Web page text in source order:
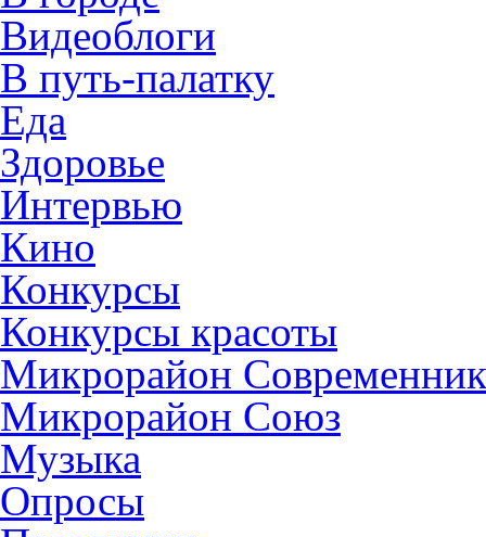
Видеоблоги
В путь-палатку
Еда
Здоровье
Интервью
Кино
Конкурсы
Конкурсы красоты
Микрорайон Современник
Микрорайон Союз
Музыка
Опросы